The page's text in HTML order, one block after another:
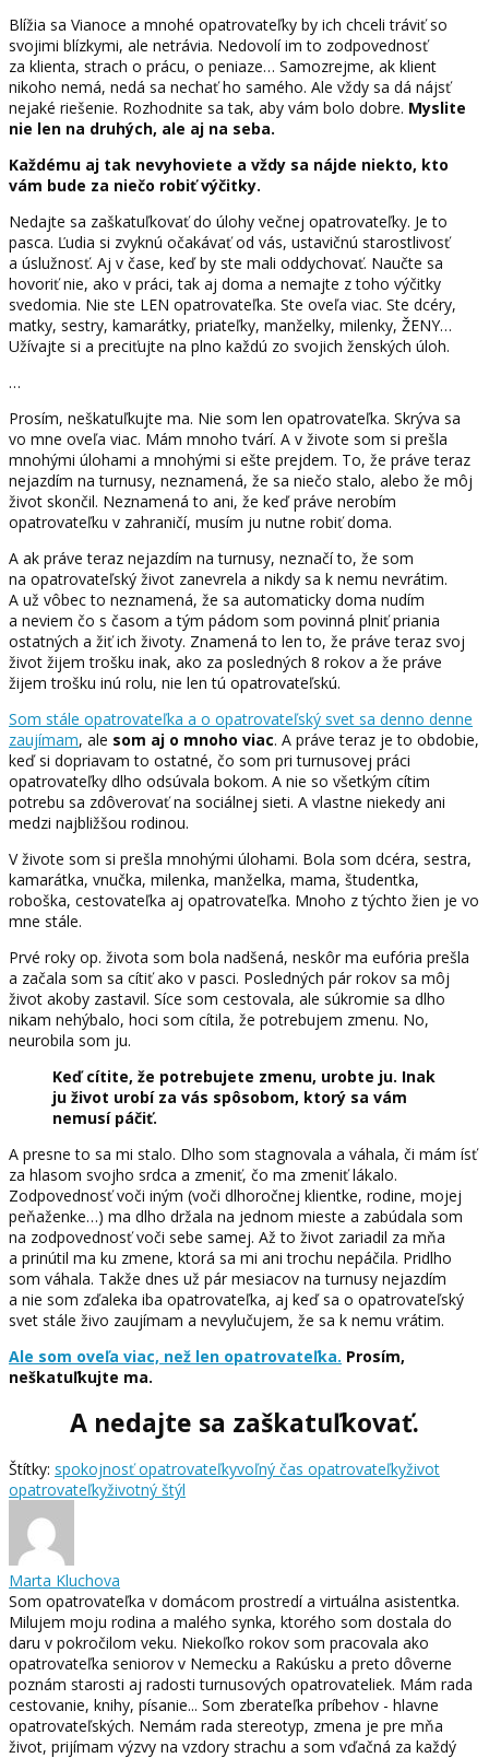
Blížia sa Vianoce a mnohé opatrovateľky by ich chceli tráviť so
svojimi blízkymi, ale netrávia. Nedovolí im to zodpovednosť
za klienta, strach o prácu, o peniaze… Samozrejme, ak klient
nikoho nemá, nedá sa nechať ho samého. Ale vždy sa dá nájsť
nejaké riešenie. Rozhodnite sa tak, aby vám bolo dobre. Myslite
nie len na druhých, ale aj na seba.
Každému aj tak nevyhoviete a vždy sa nájde niekto, kto
vám bude za niečo robiť výčitky.
Nedajte sa zaškatuľkovať do úlohy večnej opatrovateľky. Je to
pasca. Ľudia si zvyknú očakávať od vás, ustavičnú starostlivosť
a úslužnosť. Aj v čase, keď by ste mali oddychovať. Naučte sa
hovoriť nie, ako v práci, tak aj doma a nemajte z toho výčitky
svedomia. Nie ste LEN opatrovateľka. Ste oveľa viac. Ste dcéry,
matky, sestry, kamarátky, priateľky, manželky, milenky, ŽENY…
Užívajte si a preciťujte na plno každú zo svojich ženských úloh.
…
Prosím, neškatuľkujte ma. Nie som len opatrovateľka. Skrýva sa
vo mne oveľa viac. Mám mnoho tvárí. A v živote som si prešla
mnohými úlohami a mnohými si ešte prejdem. To, že práve teraz
nejazdím na turnusy, neznamená, že sa niečo stalo, alebo že môj
život skončil. Neznamená to ani, že keď práve nerobím
opatrovateľku v zahraničí, musím ju nutne robiť doma.
A ak práve teraz nejazdím na turnusy, neznačí to, že som
na opatrovateľský život zanevrela a nikdy sa k nemu nevrátim.
A už vôbec to neznamená, že sa automaticky doma nudím
a neviem čo s časom a tým pádom som povinná plniť priania
ostatných a žiť ich životy. Znamená to len to, že práve teraz svoj
život žijem trošku inak, ako za posledných 8 rokov a že práve
žijem trošku inú rolu, nie len tú opatrovateľskú.
Som stále opatrovateľka a o opatrovateľský svet sa denno denne
zaujímam, ale som aj o mnoho viac. A práve teraz je to obdobie,
keď si dopriavam to ostatné, čo som pri turnusovej práci
opatrovateľky dlho odsúvala bokom. A nie so všetkým cítim
potrebu sa zdôverovať na sociálnej sieti. A vlastne niekedy ani
medzi najbližšou rodinou.
V živote som si prešla mnohými úlohami. Bola som dcéra, sestra,
kamarátka, vnučka, milenka, manželka, mama, študentka,
roboška, cestovateľka aj opatrovateľka. Mnoho z týchto žien je vo
mne stále.
Prvé roky op. života som bola nadšená, neskôr ma eufória prešla
a začala som sa cítiť ako v pasci. Posledných pár rokov sa môj
život akoby zastavil. Síce som cestovala, ale súkromie sa dlho
nikam nehýbalo, hoci som cítila, že potrebujem zmenu. No,
neurobila som ju.
Keď cítite, že potrebujete zmenu, urobte ju. Inak
ju život urobí za vás spôsobom, ktorý sa vám
nemusí páčiť.
A presne to sa mi stalo. Dlho som stagnovala a váhala, či mám ísť
za hlasom svojho srdca a zmeniť, čo ma zmeniť lákalo.
Zodpovednosť voči iným (voči dlhoročnej klientke, rodine, mojej
peňaženke…) ma dlho držala na jednom mieste a zabúdala som
na zodpovednosť voči sebe samej. Až to život zariadil za mňa
a prinútil ma ku zmene, ktorá sa mi ani trochu nepáčila. Pridlho
som váhala. Takže dnes už pár mesiacov na turnusy nejazdím
a nie som zďaleka iba opatrovateľka, aj keď sa o opatrovateľský
svet stále živo zaujímam a nevylučujem, že sa k nemu vrátim.
Ale som oveľa viac, než len opatrovateľka. Prosím,
neškatuľkujte ma.
A nedajte sa zaškatuľkovať.
Štítky: spokojnosť opatrovateľkyvoľný čas opatrovateľkyživot
opatrovateľkyživotný štýl
Marta Kluchova
Som opatrovateľka v domácom prostredí a virtuálna asistentka.
Milujem moju rodina a malého synka, ktorého som dostala do
daru v pokročilom veku. Niekoľko rokov som pracovala ako
opatrovateľka seniorov v Nemecku a Rakúsku a preto dôverne
poznám starosti aj radosti turnusových opatrovateliek. Mám rada
cestovanie, knihy, písanie... Som zberateľka príbehov - hlavne
opatrovateľských. Nemám rada stereotyp, zmena je pre mňa
život, prijímam výzvy na vzdory strachu a som vďačná za každý